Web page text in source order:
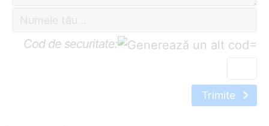
Cod de securitate: =
Trimite